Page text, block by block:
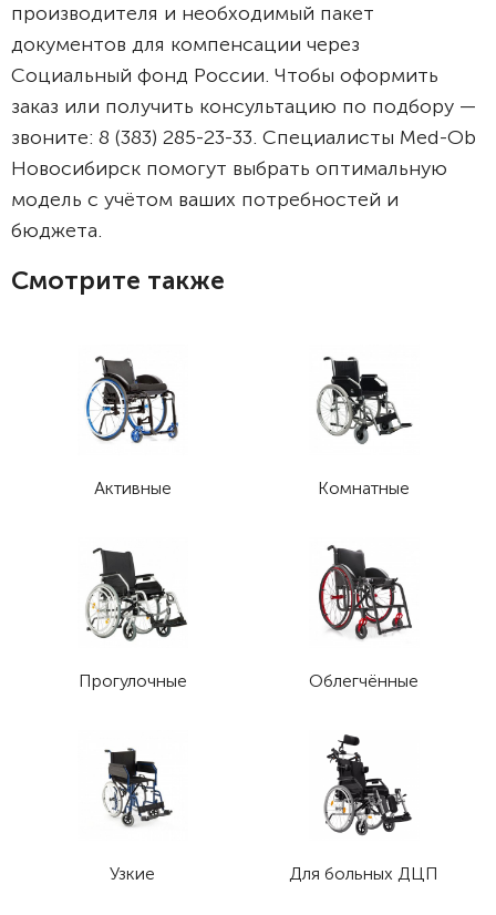
производителя и необходимый пакет
документов для компенсации через
Социальный фонд России. Чтобы оформить
заказ или получить консультацию по подбору —
звоните: 8 (383) 285-23-33. Специалисты Med-Ob
Новосибирск помогут выбрать оптимальную
модель с учётом ваших потребностей и
бюджета.
Смотрите также
Активные Комнатные
Прогулочные Облегчённые
Узкие Для больных ДЦП